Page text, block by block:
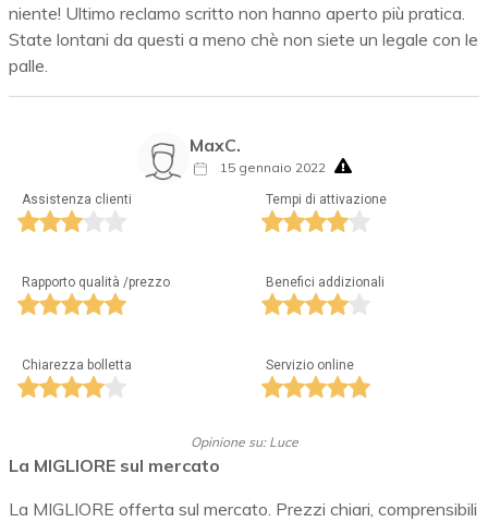
niente! Ultimo reclamo scritto non hanno aperto più pratica.
State lontani da questi a meno chè non siete un legale con le
palle.
MaxC.
15 gennaio 2022
Assistenza clienti Tempi di attivazione
Rapporto qualità /prezzo Benefici addizionali
Chiarezza bolletta Servizio online
Opinione su: Luce
La MIGLIORE sul mercato
La MIGLIORE offerta sul mercato. Prezzi chiari, comprensibili